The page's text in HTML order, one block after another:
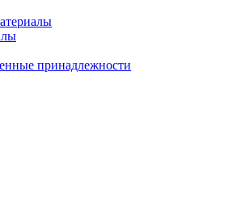
принадлежности